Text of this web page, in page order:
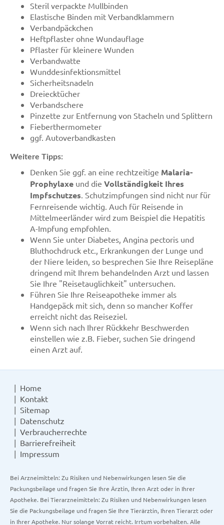
Steril verpackte Mullbinden
Elastische Binden mit Verbandklammern
Verbandpäckchen
Heftpflaster ohne Wundauflage
Pflaster für kleinere Wunden
Verbandwatte
Wunddesinfektionsmittel
Sicherheitsnadeln
Dreiecktücher
Verbandschere
Pinzette zur Entfernung von Stacheln und Splittern
Fieberthermometer
ggf. Autoverbandkasten
Weitere Tipps:
Denken Sie ggf. an eine rechtzeitige Malaria-
Prophylaxe und die Vollständigkeit Ihres
Impfschutzes. Schutzimpfungen sind nicht nur für
Fernreisende wichtig. Auch für Reisende in
Mittelmeerländer wird zum Beispiel die Hepatitis
A-Impfung empfohlen.
Wenn Sie unter Diabetes, Angina pectoris und
Bluthochdruck etc., Erkrankungen der Lunge und
der Niere leiden, so besprechen Sie Ihre Reisepläne
dringend mit Ihrem behandelnden Arzt und lassen
Sie Ihre "Reisetauglichkeit" untersuchen.
Führen Sie Ihre Reiseapotheke immer als
Handgepäck mit sich, denn so mancher Koffer
erreicht nicht das Reiseziel.
Wenn sich nach Ihrer Rückkehr Beschwerden
einstellen wie z.B. Fieber, suchen Sie dringend
einen Arzt auf.
Home
Kontakt
Sitemap
Datenschutz
Verbraucherrechte
Barrierefreiheit
Impressum
Bei Arzneimitteln: Zu Risiken und Nebenwirkungen lesen Sie die
Packungsbeilage und fragen Sie Ihre Ärztin, Ihren Arzt oder in Ihrer
Apotheke. Bei Tierarzneimitteln: Zu Risiken und Nebenwirkungen lesen
Sie die Packungsbeilage und fragen Sie Ihre Tierärztin, Ihren Tierarzt oder
in Ihrer Apotheke. Nur solange Vorrat reicht. Irrtum vorbehalten. Alle